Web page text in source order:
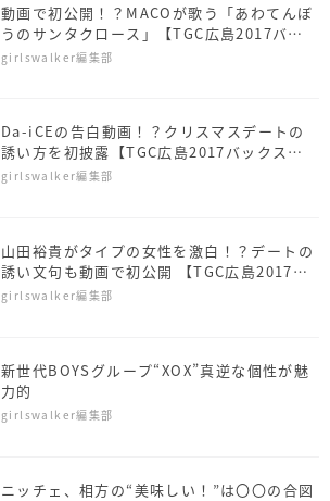
動画で初公開！？MACOが歌う「あわてんぼ
うのサンタクロース」【TGC広島2017バッ
クステージインタビュー】
girlswalker編集部
Da-iCEの告白動画！？クリスマスデートの
誘い方を初披露【TGC広島2017バックステ
ージインタビュー
girlswalker編集部
山田裕貴がタイプの女性を激白！？デートの
誘い文句も動画で初公開 【TGC広島2017バ
ックステージインタビュー】
girlswalker編集部
新世代BOYSグループ“XOX”真逆な個性が魅
力的
girlswalker編集部
ニッチェ、相方の“美味しい！”は〇〇の合図